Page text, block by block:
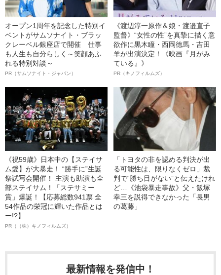
オープン1周年を記念した特別イ
ベントがサムソナイト・ブラッ
クレーベル銀座店で開催 仕事
も人生も自分らしく～笑顔あふ
れる特別対談～
PR（サムソナイト・ジャパン）
《渡辺淳一原作＆娘・渡邉直子
監督》“女性の性”を真摯に描く意
欲作に黒木瞳・西岡德馬・吉田
羊が出演決定！《映画『月がみ
ている』》
PR（キノフィルムズ）
《祝59歳》日本中の【ステイサ
ム愛】が大暴走！ “勝手に”生誕
祭試写会開催！ 主演も助演も全
部ステイサム！「ステサミー
賞」爆誕！【応募総数941票 全
54作品の栄冠に輝いた作品とは
ー!?】
PR（（株）キノフィルムズ）
「トヨタの非を認める判決が出
る可能性は、限りなくゼロ」裁
判で“勝ち目がない”と伝えたけれ
ど…《池袋暴走事故》父・飯塚
幸三を説得できなかった「長男
の葛藤」
最新情報を発信中！